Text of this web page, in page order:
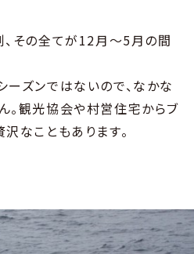
その全てが12月〜5月の間
ーズンではないので、なかな
。観光協会や村営住宅からブ
なこともあります。